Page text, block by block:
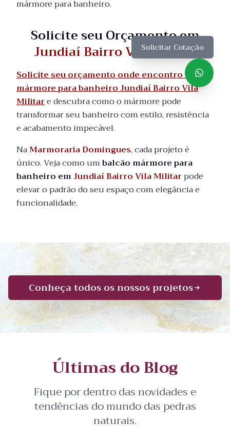
mármore para banheiro.
Solicite seu Orçamento em
Jundiaí Bairro Vila Militar
Solicite seu orçamento onde encontro balcão
mármore para banheiro Jundiaí Bairro Vila
Militare descubra como o mármore pode
transformar seu banheiro com estilo, resistência
e acabamento impecável.
NaMarmoraria Domingues, cada projeto é
único. Veja como umbalcão mármore para
banheiro emJundiaí Bairro Vila Militarpode
elevar o padrão do seu espaço com elegância e
funcionalidade.
Solicitar Cotação
Conheça todos os nossos projetos
Últimas do Blog
Fique por dentro das novidades e
tendências do mundo das pedras
naturais.